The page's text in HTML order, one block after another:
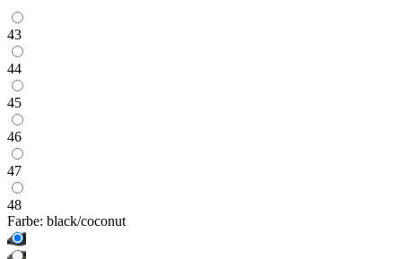
43
44
45
46
47
48
Farbe: black/coconut